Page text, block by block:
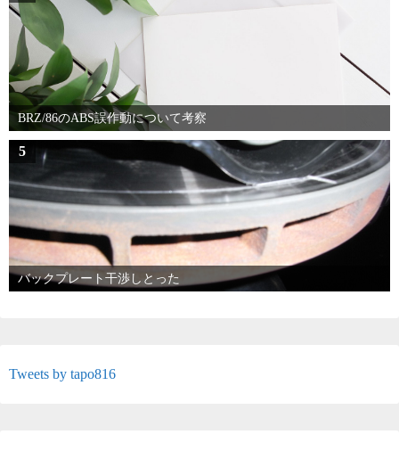
BRZ/86のABS誤作動について考察
5
バックプレート干渉しとった
Tweets by tapo816